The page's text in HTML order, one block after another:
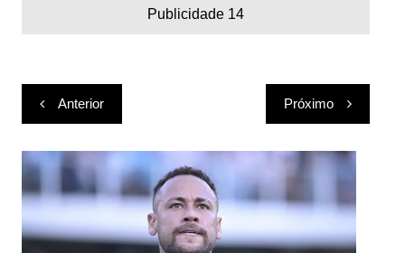
Publicidade 14
Navegação
de
Post
Anterior Próximo